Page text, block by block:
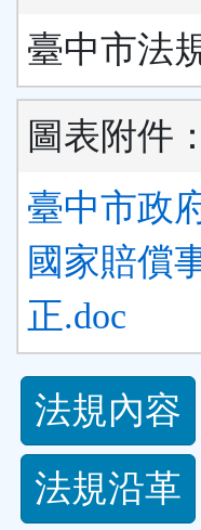
臺中市法
圖表附件：
臺中市政
國家賠償
正.doc
法
規
功
法規內容
法規沿革